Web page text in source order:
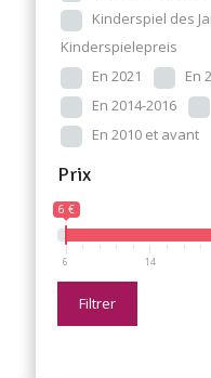
Kinderspiel des
Kinderspielepreis
En 2021
En
En 2014-2016
En 2010 et avant
Prix
6 €
6 14
Filtrer